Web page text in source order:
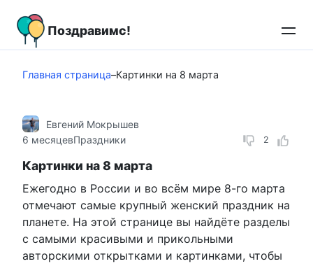
контенту
Поздравимс!
Главная страница–Картинки на 8 марта
2
Евгений Мокрышев
6 месяцевПраздники
Картинки на 8 марта
Ежегодно в России и во всём мире 8-го марта
отмечают самые крупный женский праздник на
планете. На этой странице вы найдёте разделы
с самыми красивыми и прикольными
авторскими открытками и картинками, чтобы